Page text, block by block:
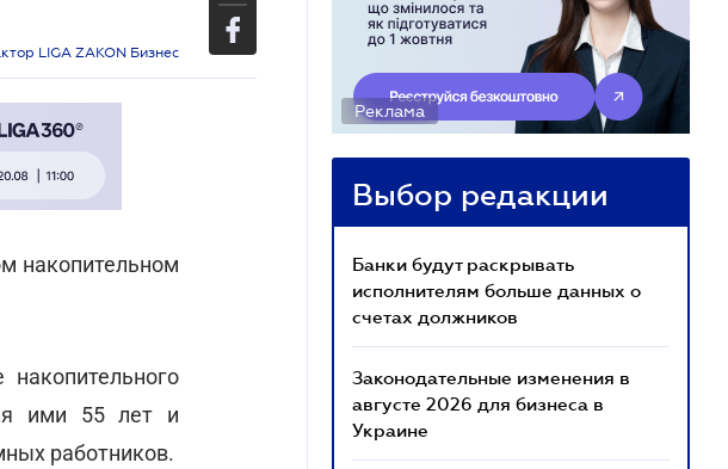
LIGA ZAKON Бизнес
накопительном
ими 55 лет и
работников.
Реклама
Выбор редакции
Банки будут раскрывать
исполнителям больше данных о
счетах должников
Законодательные изменения в
августе 2026 для бизнеса в
Украине